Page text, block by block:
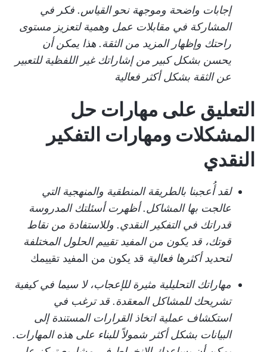
إجابات واضحة وموجهة نحو القياس. فكر في
المشاركة في مقابلات عمل وهمية لتعزيز مستوى
راحتك وإظهار المزيد من الثقة. هذا يمكن أن
يحسن بشكل كبير من إشاراتك غير اللفظية للتعبير
عن الثقة بشكل أكثر فعالية
التعليق على مهارات حل
المشكلات ومهارات التفكير
النقدي
لقد أُعجبنا بالطريقة المنطقية والمنهجية التي
عالجت بها المشاكل. أظهرت أسئلتك المدروسة
قدراتك في التفكير النقدي. وللاستفادة من نقاط
قوتك، قد يكون من المفيد تقييم الحلول المختلفة
لتحديد أكثرها فعالية قد يكون من المفيد تقييمك
مهاراتك التحليلية مثيرة للإعجاب، لا سيما في كيفية
تشريحك للمشاكل المعقدة. قد ترغب في
استكشاف عملية اتخاذ القرارات المستندة إلى
البيانات بشكل أكثر شمولاً للبناء على هذه المهارات.